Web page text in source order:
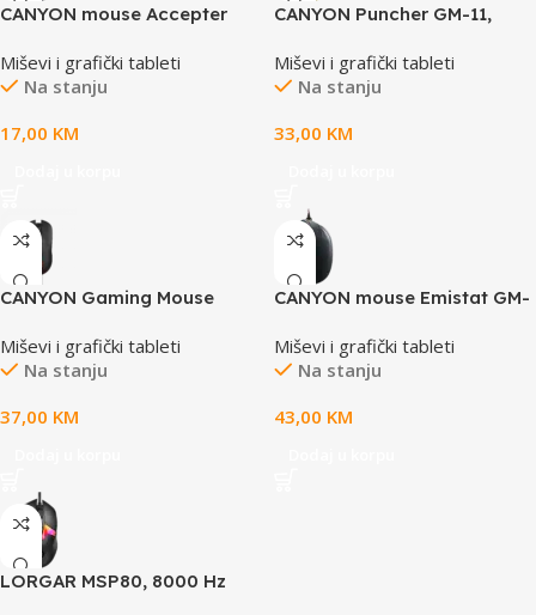
CANYON mouse Accepter
Black
Miševi i grafički tableti
Na stanju
17,00 KM
CANYON Puncher GM-11,
programmable buttons,
Pixart 3519 optical sensor, 4
5 million times key life, 1.65m
White, size:128.5x67x37.5mm,
105g
Miševi i grafički tableti
Na stanju
33,00 KM
CANYON Gaming Mouse
Wireless Black
Miševi i grafički tableti
Na stanju
37,00 KM
CANYON mouse Emistat GM-
Black
Miševi i grafički tableti
Na stanju
43,00 KM
LORGAR MSP80, 8000 Hz